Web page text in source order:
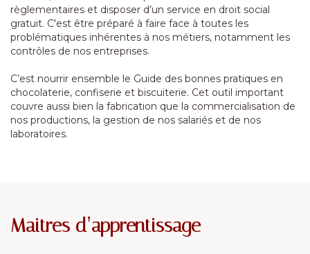
règlementaires et disposer d’un service en droit social
gratuit. C'est être préparé à faire face à toutes les
problématiques inhérentes à nos métiers, notamment les
contrôles de nos entreprises.
C’est nourrir ensemble le Guide des bonnes pratiques en
chocolaterie, confiserie et biscuiterie. Cet outil important
couvre aussi bien la fabrication que la commercialisation de
nos productions, la gestion de nos salariés et de nos
laboratoires.
Maitres d’apprentissage